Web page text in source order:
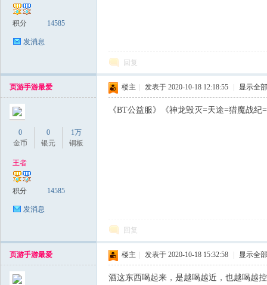
积分 14585
发消息
回复
页游手游最爱
0
金币
0
银元
1万
铜板
王者
积分 14585
发消息
楼主 发表于 2020-10-18 12:18:55 显示全
《BT公益服》《神龙毁灭=天途=猎魔战纪
回复
页游手游最爱 楼主 发表于 2020-10-18 15:32:58 显示全
酒这东西喝起来，是越喝越近，也越喝越